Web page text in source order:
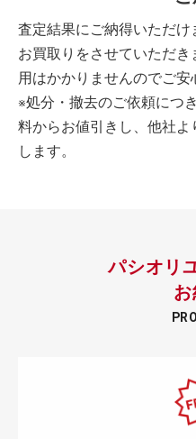
査定結果にご納得いただ
お買取りをさせていただ
用はかかりませんのでご安
※処分・撤去のご依頼につ
料からお値引きし、他社
します。
パシオリ